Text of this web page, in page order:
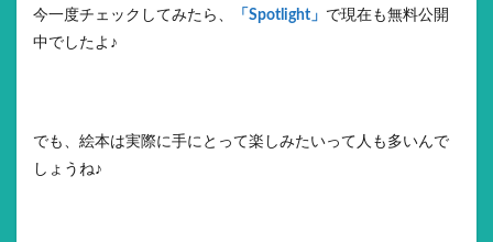
今一度チェックしてみたら、 「Spotlight」 で現在も無料公開
中でしたよ♪
でも、絵本は実際に手にとって楽しみたいって人も多いんで
しょうね♪